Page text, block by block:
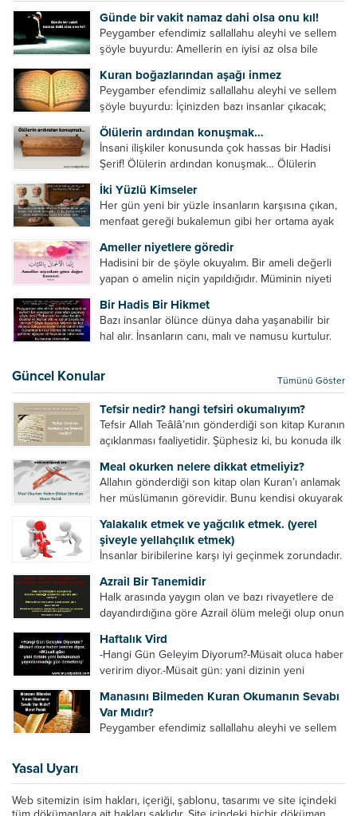
Günde bir vakit namaz dahi olsa onu kıl!
Peygamber efendimiz sallallahu aleyhi ve sellem
şöyle buyurdu: Amellerin en iyisi az olsa bile
bir yere sahiptir. Namaz kul ile Allah arasındaki bir
toplantıdır....
Kuran boğazlarından aşağı inmez
Peygamber efendimiz sallallahu aleyhi ve sellem
şöyle buyurdu: İçinizden bazı insanlar çıkacak;
küçümseyeceksiniz. Onların oruçlarını görünce
kendi oruçlarınızı küçümseyeceksiniz. Onların
amellerini görünce kendi amellerinizi
küçümseyeceksiniz. ...
Ölülerin ardından konuşmak…
İnsani ilişkiler konusunda çok hassas bir Hadisi
Şerif! Ölülerin ardından konuşmak… Ölülerin
küfretmek, sövmek, onların günah ve kusurlarını
zikretmek ölüye zarar vermez, fayda da vermez....
İki Yüzlü Kimseler
Her gün yeni bir yüzle insanların karşısına çıkan,
menfaat gereği bukalemun gibi her ortama ayak
insan grubudur. Müminlerin yanında mümin gibi
duran,...
Ameller niyetlere göredir
Hadisini bir de şöyle okuyalım. Bir ameli değerli
yapan o amelin niçin yapıldığıdır. Müminin niyeti
namazın hiçbir değeri yoktur. Gösteriş için
okunan ezanın hiçbir...
Bir Hadis Bir Hikmet
Bazı insanlar ölünce dünya daha yaşanabilir bir
hal alır. İnsanların canı, malı ve namusu kurtulur.
kurtulur. Ağaçlar onun zulmünden kurtulur....
Güncel Konular Tümünü Göster
Tefsir nedir? hangi tefsiri okumalıyım?
Tefsir Allah Teâlâ’nın gönderdiği son kitap Kuranın
açıklanması faaliyetidir. Şüphesiz ki, bu konuda ilk
ayetleri peygamber efendimize soruyor. O da
bunları izah ediyor/tefsir ediyordu. “Biz sana...
Meal okurken nelere dikkat etmeliyiz?
Allahın gönderdiği son kitap olan Kuran’ı anlamak
her müslümanın görevidir. Bunu kendisi okuyarak
yollarla anlamaya çalışmalıdır. Meal nedir? Arapça
bir kelime olan meal;...
Yalakalık etmek ve yağcılık etmek. (yerel
şiveyle yellahçılık etmek)
İnsanlar biribilerine karşı iyi geçinmek zorundadır.
makam gücü, nesep gücü, maddi güç, fiziki güç)
diğer insanları ezebiliyor. Normal şartlarda elinde
bu güçler...
Azrail Bir Tanemidir
Halk arasında yaygın olan ve bazı rivayetlere de
dayandırdığına göre Azrail ölüm meleği olup onun
Azrail tek başına aynı anda binlerce insanın
canını...
Haftalık Vird
-Hangi Gün Geleyim Diyorum?-Müsait oluca haber
veririm diyor.-Müsait gün: yani dizinin yeni
efendinin Haftalık Virdi HAFTALIK VİRD Pazartesi
Günü Hangi VİRD var?20:00 Star TV –...
Manasını Bilmeden Kuran Okumanın Sevabı
Var Mıdır?
Peygamber efendimiz sallallahu aleyhi ve sellem
Yasal Uyarı
Web sitemizin isim hakları, içeriği, şablonu, tasarımı ve site içindeki